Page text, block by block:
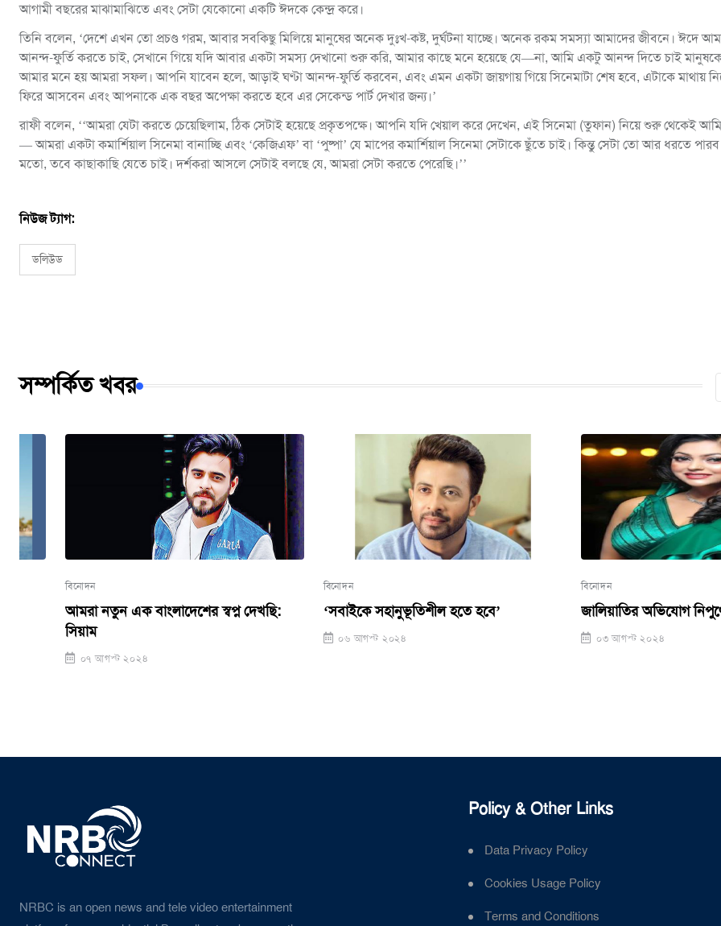
আগামী বছরের মাঝামাঝিতে এবং সেটা যেকোনো একটি ঈদকে কেন্দ্র করে।
তিনি বলেন, ‘দেশে এখন তো প্রচণ্ড গরম, আবার সবকিছু মিলিয়ে মানুষের অনেক দুঃখ-কষ্ট, দুর্ঘটনা যাচ্ছে। অনেক রকম সমস্যা আমাদের জীবনে। ঈদে
আনন্দ-ফুর্তি করতে চাই, সেখানে গিয়ে যদি আবার একটা সমস্য দেখানো শুরু করি, আমার কাছে মনে হয়েছে যে—না, আমি একটু আনন্দ দিতে চাই
আমার মনে হয় আমরা সফল। আপনি যাবেন হলে, আড়াই ঘণ্টা আনন্দ-ফুর্তি করবেন, এবং এমন একটা জায়গায় গিয়ে সিনেমাটা শেষ হবে, এটাকে মাথায়
ফিরে আসবেন এবং আপনাকে এক বছর অপেক্ষা করতে হবে এর সেকেন্ড পার্ট দেখার জন্য।’
রাফী বলেন, ‘‘আমরা যেটা করতে চেয়েছিলাম, ঠিক সেটাই হয়েছে প্রকৃতপক্ষে। আপনি যদি খেয়াল করে দেখেন, এই সিনেমা (তুফান) নিয়ে শুরু থেকেই
— আমরা একটা কমার্শিয়াল সিনেমা বানাচ্ছি এবং ‘কেজিএফ’ বা ‘পুষ্পা’ যে মাপের কমার্শিয়াল সিনেমা সেটাকে ছুঁতে চাই। কিন্তু সেটা তো আর ধরতে
মতো, তবে কাছাকাছি যেতে চাই। দর্শকরা আসলে সেটাই বলছে যে, আমরা সেটা করতে পেরেছি।’’
নিউজ ট্যাগ:
ডলিউড
সম্পর্কিত খবর
আমরা নতুন এক বাংলাদেশের স্বপ্ন দেখছি:
০৭ আগস্ট ২০২৪
‘সবাইকে সহানুভূতিশীল হতে হবে’
০৬ আগস্ট ২০২৪
জালিয়াতির অভিযোগ নিপুণের
০৩ আগস্ট ২০২৪
NRBC is an open news and tele video entertainment
Policy & Other Links
Data Privacy Policy
Cookies Usage Policy
Terms and Conditions